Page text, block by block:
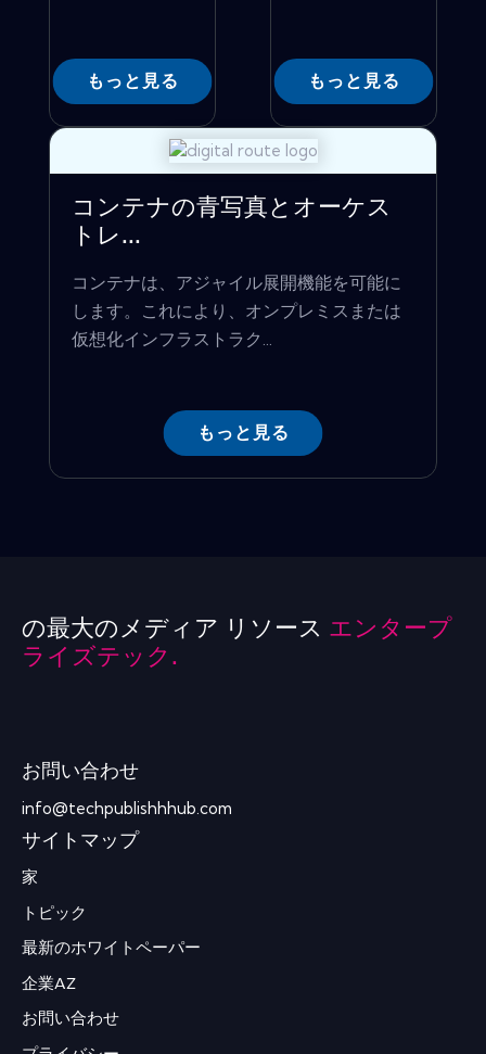
もっと見る もっと見る
コンテナの青写真とオーケス
トレ...
コンテナは、アジャイル展開機能を可能に
します。これにより、オンプレミスまたは
仮想化インフラストラク...
もっと見る
の最大のメディア リソース エンタープ
ライズテック.
お問い合わせ
info@techpublishhhub.com
サイトマップ
家
トピック
最新のホワイトペーパー
企業AZ
お問い合わせ